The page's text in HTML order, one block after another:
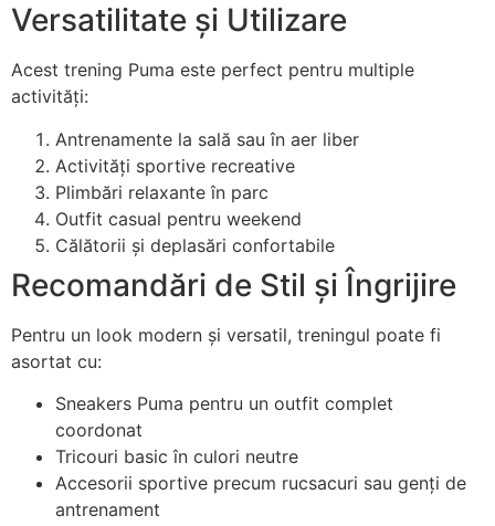
Versatilitate și Utilizare
Acest trening Puma este perfect pentru multiple
activități:
Antrenamente la sală sau în aer liber
Activități sportive recreative
Plimbări relaxante în parc
Outfit casual pentru weekend
Călătorii și deplasări confortabile
Recomandări de Stil și Îngrijire
Pentru un look modern și versatil, treningul poate fi
asortat cu:
Sneakers Puma pentru un outfit complet
coordonat
Tricouri basic în culori neutre
Accesorii sportive precum rucsacuri sau genți de
antrenament